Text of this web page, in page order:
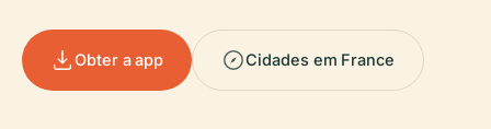
Obter a app Cidades em France